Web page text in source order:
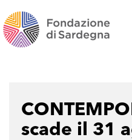
scade il 31